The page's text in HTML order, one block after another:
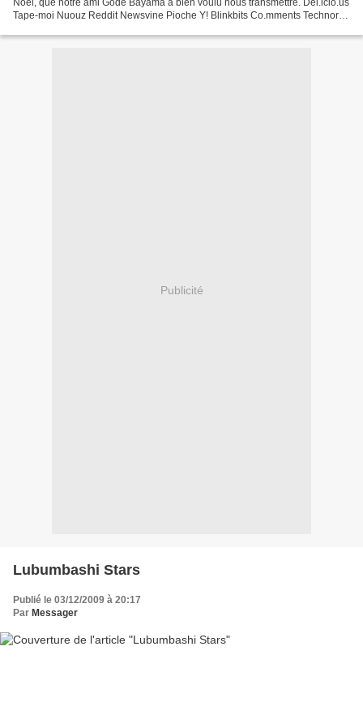
Tape-moi Nuouz Reddit Newsvine Pioche Y! Blinkbits Co.mments Technorati
Publicité
Lubumbashi Stars
Publié le 03/12/2009 à 20:17
Par Messager